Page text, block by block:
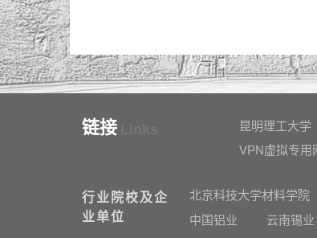
链接 昆明理工大学
VPN虚拟专用
行业院校及企
业单位
北京科技大学材料学院
中国铝业
云南锡业